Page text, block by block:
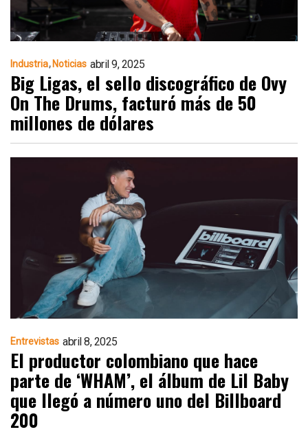
Industria Noticias abril 9, 2025
Big Ligas, el sello discográfico de Ovy
On The Drums, facturó más de 50
millones de dólares
Entrevistas abril 8, 2025
El productor colombiano que hace
parte de ‘WHAM’, el álbum de Lil Baby
que llegó a número uno del Billboard
200